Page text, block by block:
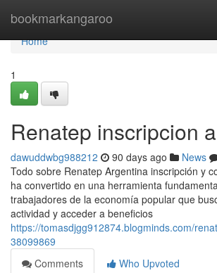
bookmarkangaroo
Home
Home
1
Renatep inscripcion
dawuddwbg988212 90 days ago News
Todo sobre Renatep Argentina inscripción y
ha convertido en una herramienta
trabajadores de la economía popular que
actividad y acceder a beneficios
https://tomasdjgg912874.blogminds.com/
38099869
Comments
Who Upvoted